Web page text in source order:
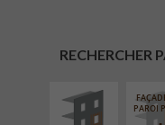
RECHERCHER
EXTÉRIEURE
PAROI